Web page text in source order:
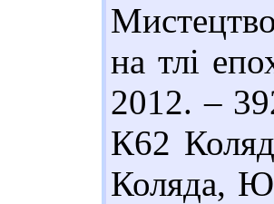
на тлі
2012. –
К62
Коляда,